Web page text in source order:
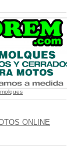
ONLINE